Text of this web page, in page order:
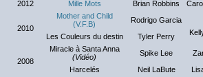
2012
Mille Mots Brian Robbins
2010
Mother and Child
(V.F.B)
Rodrigo Garcia
Les Couleurs du destin
Tyler Perry
2008
Miracle à Santa Anna
(Vidéo)
Spike Lee
Harcelés
Neil LaBute